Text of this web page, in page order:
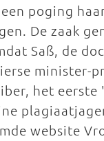
poging
De zaak
Saß, de
minister-
het
website